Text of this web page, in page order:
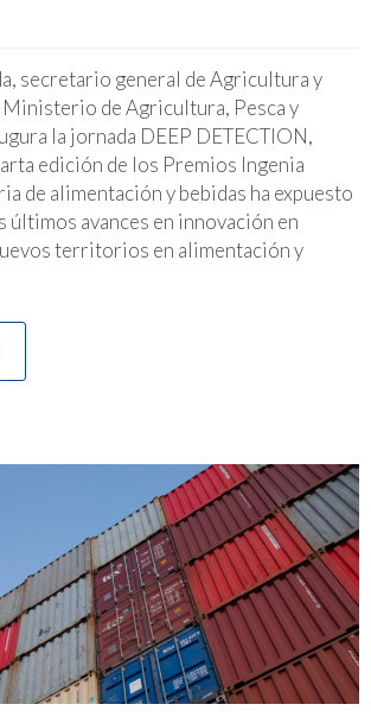
secretario general de Agricultura y
de Agricultura, Pesca y
la jornada DEEP DETECTION,
edición de los Premios Ingenia
de alimentación y bebidas ha expuesto
últimos avances en innovación en
territorios en alimentación y